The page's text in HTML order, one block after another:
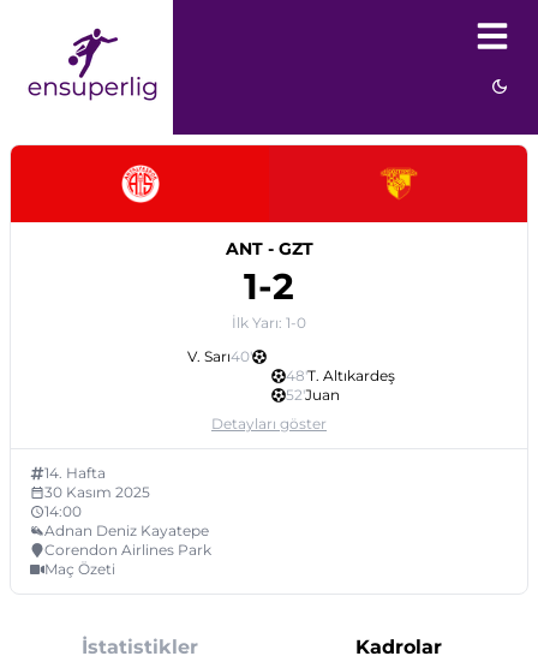
ANT- GZT
1-2
İlk Yarı: 1-0
V. Sarı40'
48'T. Altıkardeş
52'Juan
Detayları göster
14. Hafta
30 Kasım 2025
14:00
Adnan Deniz Kayatepe
Corendon Airlines Park
Maç Özeti
İstatistikler Kadrolar